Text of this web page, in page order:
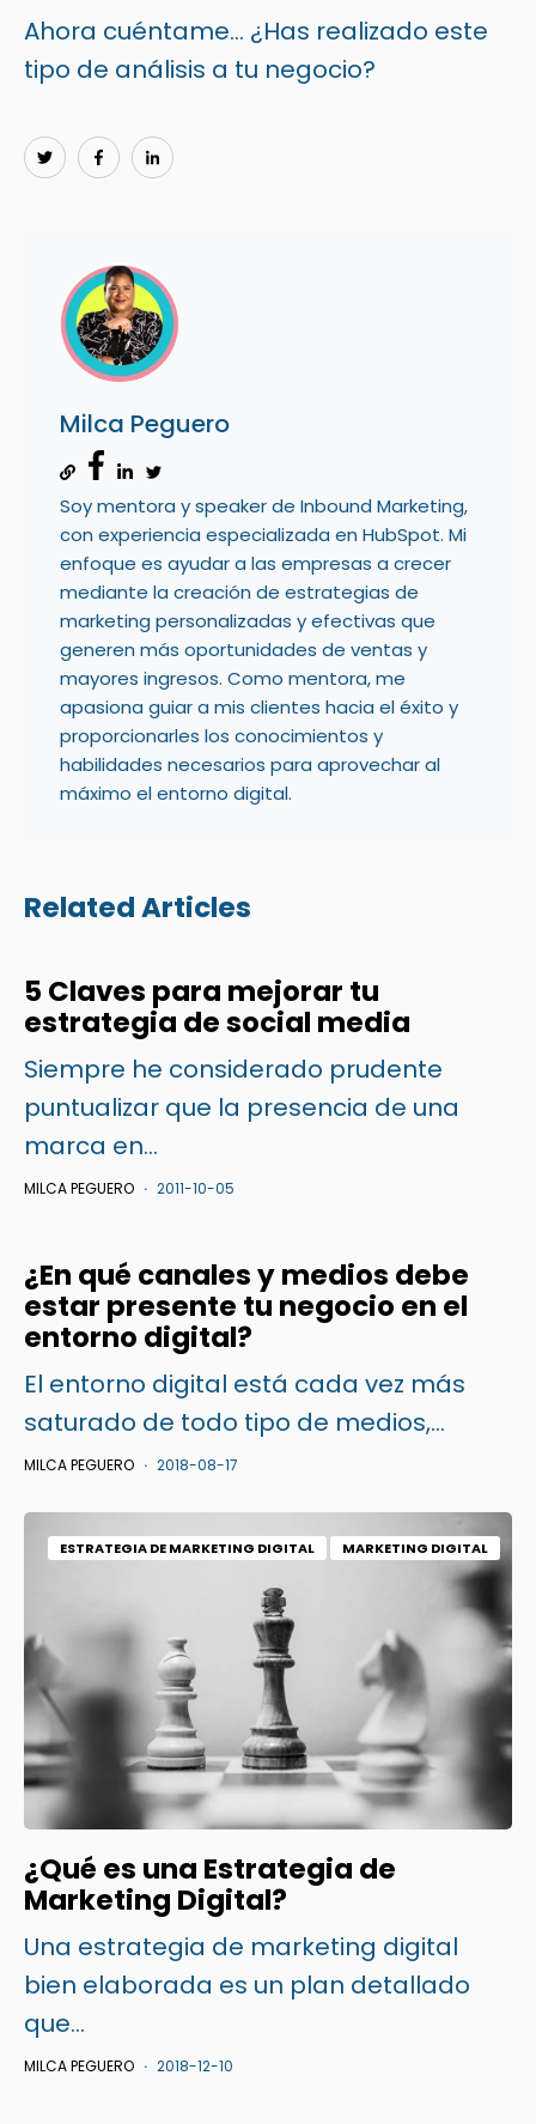
Ahora cuéntame… ¿Has realizado este
tipo de análisis a tu negocio?
Milca Peguero
Soy mentora y speaker de Inbound Marketing,
con experiencia especializada en HubSpot. Mi
enfoque es ayudar a las empresas a crecer
mediante la creación de estrategias de
marketing personalizadas y efectivas que
generen más oportunidades de ventas y
mayores ingresos. Como mentora, me
apasiona guiar a mis clientes hacia el éxito y
proporcionarles los conocimientos y
habilidades necesarios para aprovechar al
máximo el entorno digital.
Related Articles
5 Claves para mejorar tu
estrategia de social media
Siempre he considerado prudente
puntualizar que la presencia de una
marca en...
MILCA PEGUERO 2011-10-05
¿En qué canales y medios debe
estar presente tu negocio en el
entorno digital?
El entorno digital está cada vez más
saturado de todo tipo de medios,...
MILCA PEGUERO 2018-08-17
ESTRATEGIA DE MARKETING DIGITAL MARKETING DIGITAL
¿Qué es una Estrategia de
Marketing Digital?
Una estrategia de marketing digital
bien elaborada es un plan detallado
que...
MILCA PEGUERO 2018-12-10